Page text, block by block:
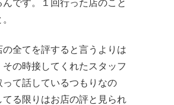
です。１回行った店のこと
の全てを評すると言うよりは
の時接してくれたスタッフ
って話しているつもりなの
る限りはお店の評と見られ